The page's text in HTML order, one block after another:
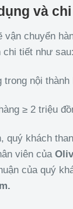
và
vận chuyển
chi tiết như sau:
trong nội
≥ 2 triệu
quý khách
viên của
của quý